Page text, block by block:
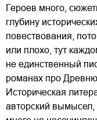
Героев много,
глубину
повествования,
или плохо, тут
не единственный
романах про
Историческая
авторский вымысел,